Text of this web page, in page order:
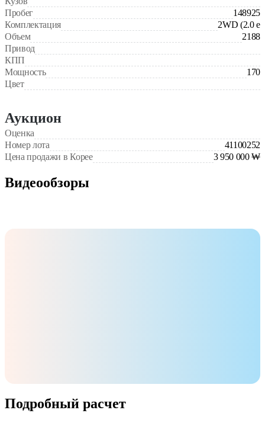
Пробег
148925
Комплектация
2WD (2.0 e
Объем
2188
Привод
КПП
Мощность
170
Цвет
Аукцион
Оценка
Номер лота
41100252
Цена продажи в Корее
3 950 000 ₩
Видеообзоры
Подробный расчет